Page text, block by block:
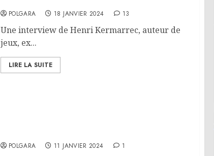
POLGARA 18 JANVIER 2024 13
Une interview de Henri Kermarrec, auteur de
jeux, ex...
LIRE LA SUITE
POLGARA 11 JANVIER 2024 1